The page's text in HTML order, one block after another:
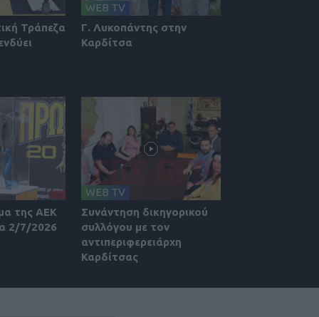
Τράπεζα
WEB TV
Γ. Λυκοπάντης στην
Καρδίτσα
της ΑΕΚ
2/7/2026
WEB TV
Συνάντηση δικηγορικού
συλλόγου με τον
αντιπεριφερειάρχη
Καρδίτσας